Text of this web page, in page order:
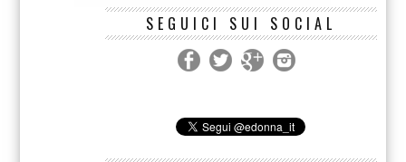
SEGUICI SUI SOCIAL